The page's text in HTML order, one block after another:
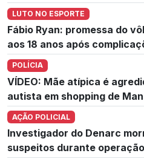
LUTO NO ESPORTE
Fábio Ryan: promessa do
aos 18 anos após
POLÍCIA
VÍDEO: Mãe atípica é
autista em shopping de
AÇÃO POLICIAL
Investigador do Denarc
suspeitos durante